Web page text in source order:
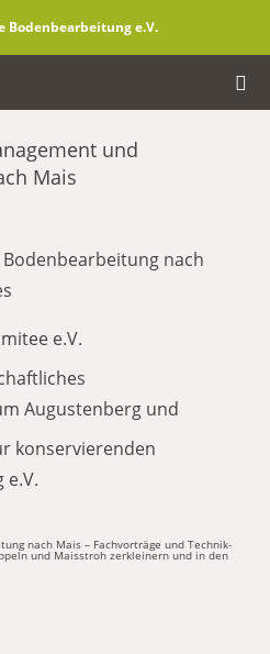
Bodenbearbeitung e.V.
und
Mais
nach
e.V.
Augustenberg und
konservierenden
e.V.
nach Mais – Fachvorträge und Technik-
und Maisstroh zerkleinern und in den